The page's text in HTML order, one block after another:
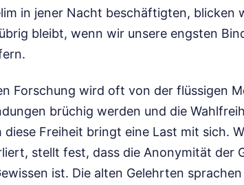
in jener Nacht beschäftigten, blicken
bleibt, wenn wir unsere engsten
Forschung wird oft von der flüssigen
brüchig werden und die
Freiheit bringt eine Last mit sich.
stellt fest, dass die Anonymität der
ist. Die alten Gelehrten